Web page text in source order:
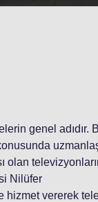
genel adıdır.
olan
Nilüfer
hizmet vererek